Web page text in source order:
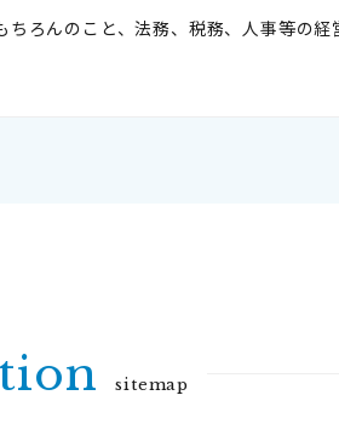
ろんのこと、法務、税務、人事等の経
sitemap